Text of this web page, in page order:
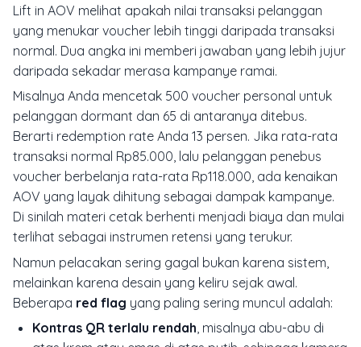
Lift in AOV melihat apakah nilai transaksi pelanggan
yang menukar voucher lebih tinggi daripada transaksi
normal. Dua angka ini memberi jawaban yang lebih jujur
daripada sekadar merasa kampanye ramai.
Misalnya Anda mencetak 500 voucher personal untuk
pelanggan dormant dan 65 di antaranya ditebus.
Berarti redemption rate Anda 13 persen. Jika rata-rata
transaksi normal Rp85.000, lalu pelanggan penebus
voucher berbelanja rata-rata Rp118.000, ada kenaikan
AOV yang layak dihitung sebagai dampak kampanye.
Di sinilah materi cetak berhenti menjadi biaya dan mulai
terlihat sebagai instrumen retensi yang terukur.
Namun pelacakan sering gagal bukan karena sistem,
melainkan karena desain yang keliru sejak awal.
Beberapa red flag yang paling sering muncul adalah:
Kontras QR terlalu rendah, misalnya abu-abu di